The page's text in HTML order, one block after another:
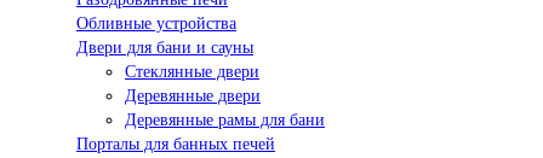
Обливные устройства
Двери для бани и сауны
Стеклянные двери
Деревянные двери
Деревянные рамы для бани
Порталы для банных печей